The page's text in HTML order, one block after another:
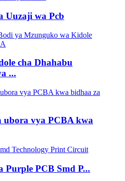
Uuzaji wa Pcb
cha Dhahabu
...
ubora vya PCBA kwa
Purple PCB Smd P...